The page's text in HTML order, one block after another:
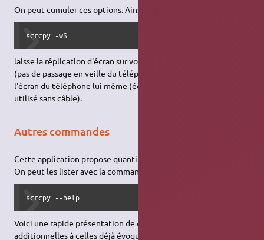
On peut cumuler ces options. Ainsi le très utile :
scrcpy -wS
laisse la réplication d'écran sur votre PC tout le temps active
(pas de passage en veille du téléphone), tout en éteignant
l'écran du téléphone lui même (économie d'énergie, s'il est
utilisé sans câble).
Autres commandes
Cette application propose quantité de fonctionnalités.
On peut les lister avec la commande :
scrcpy --help
Voici une rapide présentation de quelques commandes utiles,
additionnelles à celles déjà évoquées :